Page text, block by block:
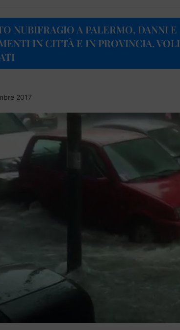
NUBIFRAGIO A PALERMO, DANNI E
IN CITTÀ E IN PROVINCIA. VOLI
2017